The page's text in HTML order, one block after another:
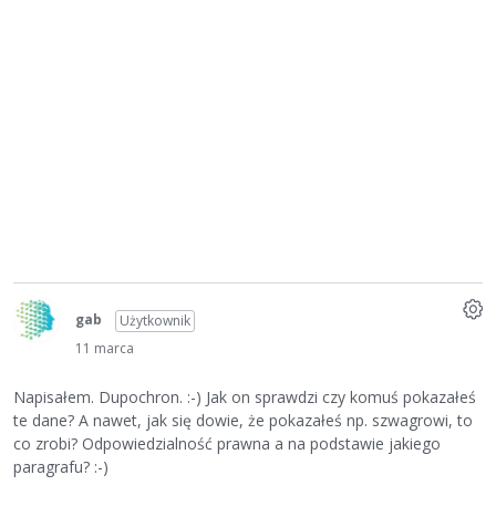
gab
Użytkownik
11 marca
Napisałem. Dupochron. :-) Jak on sprawdzi czy komuś pokazałeś
te dane? A nawet, jak się dowie, że pokazałeś np. szwagrowi, to
co zrobi? Odpowiedzialność prawna a na podstawie jakiego
paragrafu? :-)